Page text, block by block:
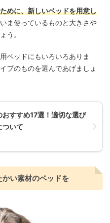
めに、新しいベッドを用意し
ま使っているものと大きさや
う。
ベッドにもいろいろありま
プのものを選んであげましょ
おすすめ17選！適切な選び
ついて
い素材のベッドを